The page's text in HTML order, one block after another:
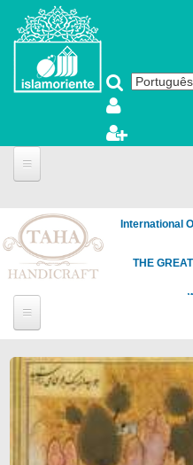
Pular para o conteúdo principal
International
THE
Páginas